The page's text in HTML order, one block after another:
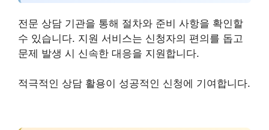
전문 상담 기관을 통해 절차와 준비 사항을 확인할
수 있습니다. 지원 서비스는 신청자의 편의를 돕고
문제 발생 시 신속한 대응을 지원합니다.
적극적인 상담 활용이 성공적인 신청에 기여합니다.